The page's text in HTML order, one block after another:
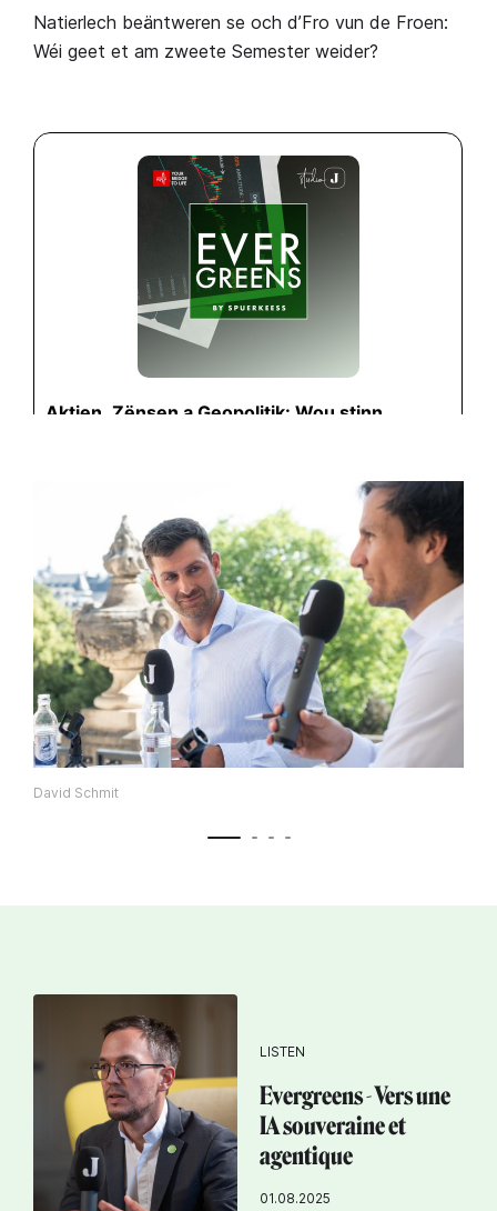
Natierlech beäntweren se och d’Fro vun de Froen:
Wéi geet et am zweete Semester weider?
David Schmit
LISTEN
Evergreens - Vers une
IA souveraine et
agentique
01.08.2025